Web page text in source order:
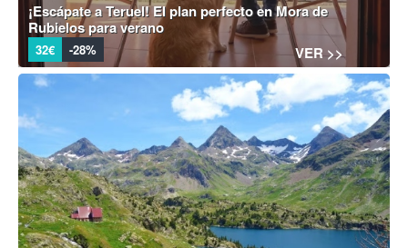
¡Escápate a Teruel! El plan perfecto en Mora de
Rubielos para verano
32€ -28% VER >>